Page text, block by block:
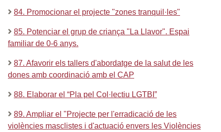
84. Promocionar el projecte "zones tranquil·les"
85. Potenciar el grup de criança "La Llavor". Espai
familiar de 0-6 anys.
87. Afavorir els tallers d'abordatge de la salut de les
dones amb coordinació amb el CAP
88. Elaborar el “Pla pel Col·lectiu LGTBI”
89. Ampliar el "Projecte per l'erradicació de les
violències masclistes i d'actuació envers les Violències